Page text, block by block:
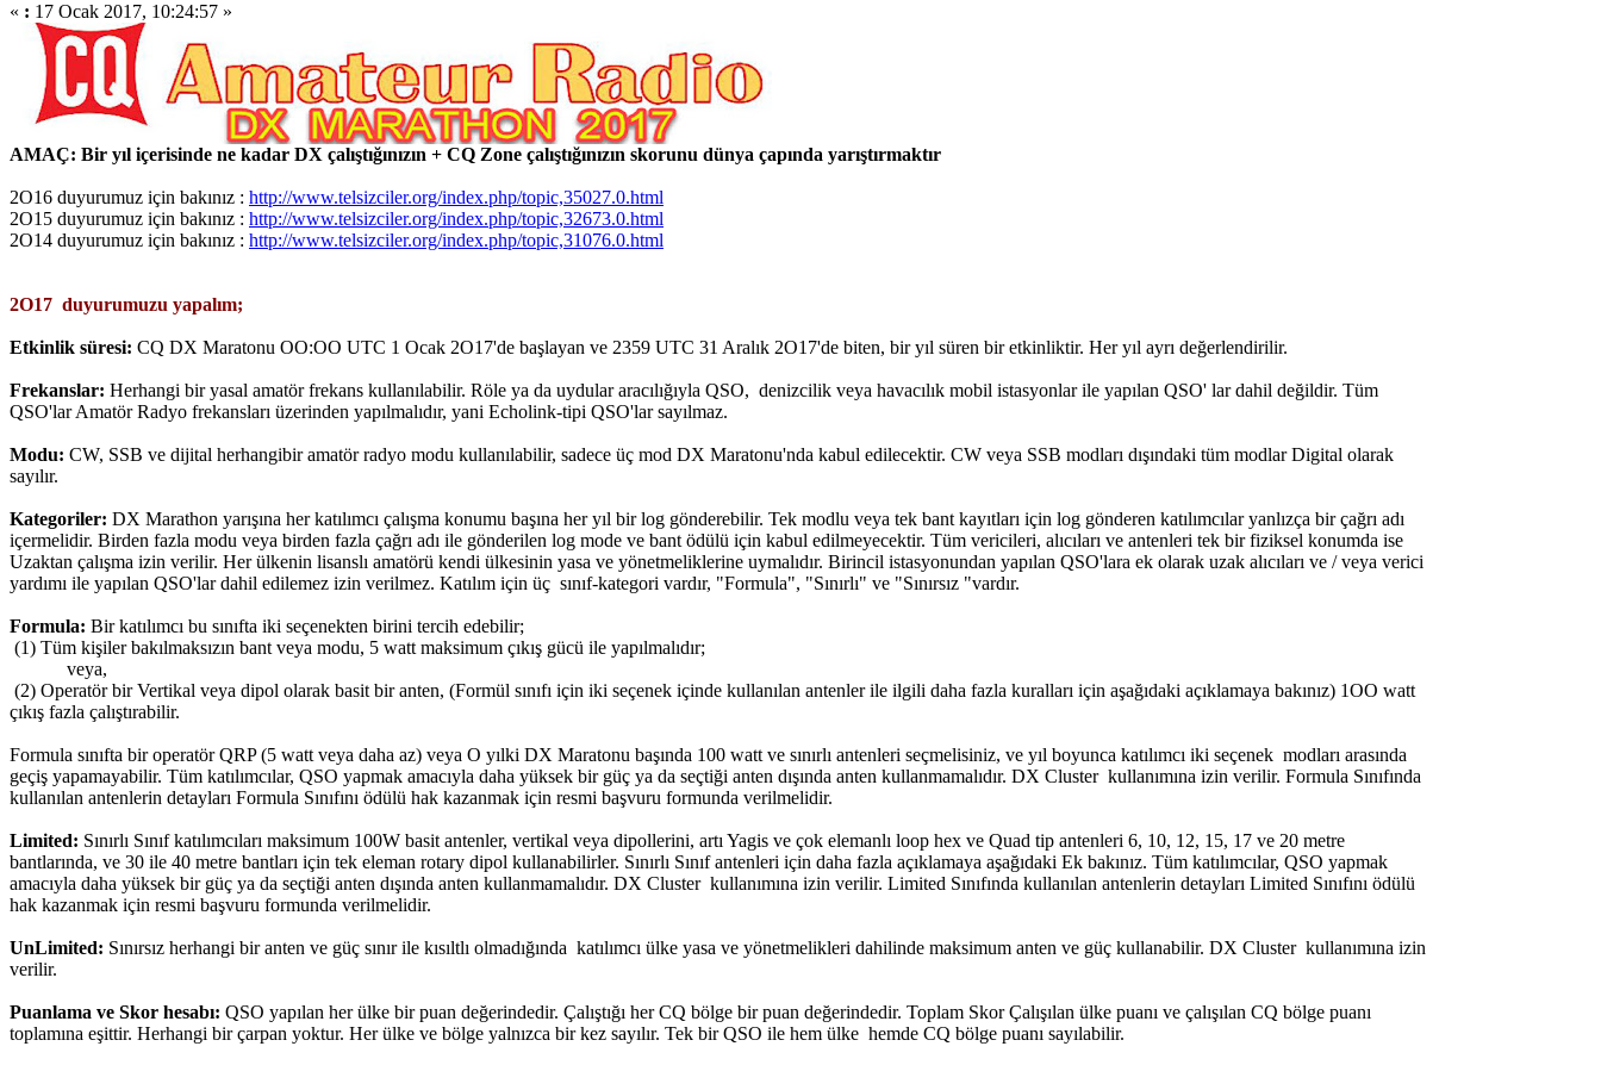
« : 17 Ocak 2017, 10:24:57 »
AMAÇ: Bir yıl içerisinde ne kadar DX çalıştığınızın + CQ Zone çalıştığınızın skorunu dünya çapında yarıştırmaktır
2O16 duyurumuz için bakınız : http://www.telsizciler.org/index.php/topic,35027.0.html
2O15 duyurumuz için bakınız : http://www.telsizciler.org/index.php/topic,32673.0.html
2O14 duyurumuz için bakınız : http://www.telsizciler.org/index.php/topic,31076.0.html
2O17 duyurumuzu yapalım;
Etkinlik süresi: CQ DX Maratonu OO:OO UTC 1 Ocak 2O17'de başlayan ve 2359 UTC 31 Aralık 2O17'de biten, bir yıl süren bir etkinliktir. Her yıl ayrı değerlendirilir.
Frekanslar: Herhangi bir yasal amatör frekans kullanılabilir. Röle ya da uydular aracılığıyla QSO, denizcilik veya havacılık mobil istasyonlar ile yapılan QSO' lar dahil değildir. Tüm
QSO'lar Amatör Radyo frekansları üzerinden yapılmalıdır, yani Echolink-tipi QSO'lar sayılmaz.
Modu: CW, SSB ve dijital herhangibir amatör radyo modu kullanılabilir, sadece üç mod DX Maratonu'nda kabul edilecektir. CW veya SSB modları dışındaki tüm modlar Digital olarak
sayılır.
Kategoriler: DX Marathon yarışına her katılımcı çalışma konumu başına her yıl bir log gönderebilir. Tek modlu veya tek bant kayıtları için log gönderen katılımcılar yanlızça bir çağrı adı
içermelidir. Birden fazla modu veya birden fazla çağrı adı ile gönderilen log mode ve bant ödülü için kabul edilmeyecektir. Tüm vericileri, alıcıları ve antenleri tek bir fiziksel konumda ise
Uzaktan çalışma izin verilir. Her ülkenin lisanslı amatörü kendi ülkesinin yasa ve yönetmeliklerine uymalıdır. Birincil istasyonundan yapılan QSO'lara ek olarak uzak alıcıları ve / veya verici
yardımı ile yapılan QSO'lar dahil edilemez izin verilmez. Katılım için üç sınıf-kategori vardır, "Formula", "Sınırlı" ve "Sınırsız "vardır.
Formula: Bir katılımcı bu sınıfta iki seçenekten birini tercih edebilir;
(1) Tüm kişiler bakılmaksızın bant veya modu, 5 watt maksimum çıkış gücü ile yapılmalıdır;
veya,
(2) Operatör bir Vertikal veya dipol olarak basit bir anten, (Formül sınıfı için iki seçenek içinde kullanılan antenler ile ilgili daha fazla kuralları için aşağıdaki açıklamaya bakınız) 1OO watt
çıkış fazla çalıştırabilir.
Formula sınıfta bir operatör QRP (5 watt veya daha az) veya O yılki DX Maratonu başında 100 watt ve sınırlı antenleri seçmelisiniz, ve yıl boyunca katılımcı iki seçenek modları arasında
geçiş yapamayabilir. Tüm katılımcılar, QSO yapmak amacıyla daha yüksek bir güç ya da seçtiği anten dışında anten kullanmamalıdır. DX Cluster kullanımına izin verilir. Formula Sınıfında
kullanılan antenlerin detayları Formula Sınıfını ödülü hak kazanmak için resmi başvuru formunda verilmelidir.
Limited: Sınırlı Sınıf katılımcıları maksimum 100W basit antenler, vertikal veya dipollerini, artı Yagis ve çok elemanlı loop hex ve Quad tip antenleri 6, 10, 12, 15, 17 ve 20 metre
bantlarında, ve 30 ile 40 metre bantları için tek eleman rotary dipol kullanabilirler. Sınırlı Sınıf antenleri için daha fazla açıklamaya aşağıdaki Ek bakınız. Tüm katılımcılar, QSO yapmak
amacıyla daha yüksek bir güç ya da seçtiği anten dışında anten kullanmamalıdır. DX Cluster kullanımına izin verilir. Limited Sınıfında kullanılan antenlerin detayları Limited Sınıfını ödülü
hak kazanmak için resmi başvuru formunda verilmelidir.
UnLimited: Sınırsız herhangi bir anten ve güç sınır ile kısıltlı olmadığında katılımcı ülke yasa ve yönetmelikleri dahilinde maksimum anten ve güç kullanabilir. DX Cluster kullanımına izin
verilir.
Puanlama ve Skor hesabı: QSO yapılan her ülke bir puan değerindedir. Çalıştığı her CQ bölge bir puan değerindedir. Toplam Skor Çalışılan ülke puanı ve çalışılan CQ bölge puanı
toplamına eşittir. Herhangi bir çarpan yoktur. Her ülke ve bölge yalnızca bir kez sayılır. Tek bir QSO ile hem ülke hemde CQ bölge puanı sayılabilir.